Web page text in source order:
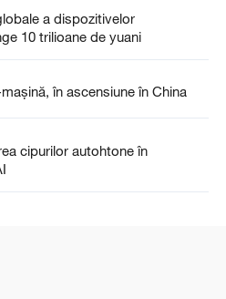
a dispozitivelor
10 trilioane de yuani
în ascensiune în China
cipurilor autohtone în